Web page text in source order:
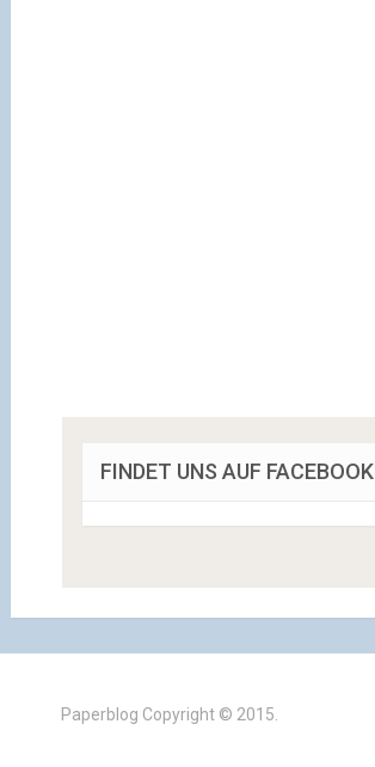
FINDET UNS AUF FACEBOOK
Paperblog Copyright © 2015.